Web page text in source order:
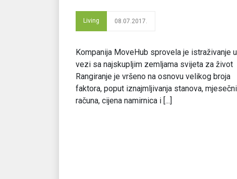
Living 08.07.2017.
Kompanija MoveHub sprovela je istraživanje u
vezi sa najskupljim zemljama svijeta za život
Rangiranje je vršeno na osnovu velikog broja
faktora, poput iznajmljivanja stanova,
računa, cijena namirnica i [...]